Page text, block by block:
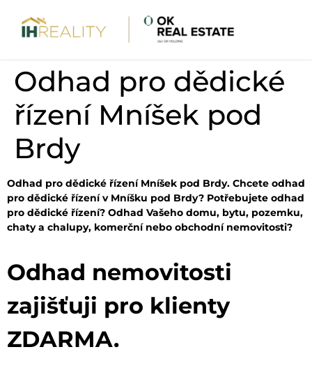
Odhad pro dědické
řízení Mníšek pod
Brdy
Odhad pro dědické řízení Mníšek pod Brdy. Chcete odhad
pro dědické řízení v Mníšku pod Brdy? Potřebujete odhad
pro dědické řízení? Odhad Vašeho domu, bytu, pozemku,
chaty a chalupy, komerční nebo obchodní nemovitosti?
Odhad nemovitosti
zajišťuji pro klienty
ZDARMA.